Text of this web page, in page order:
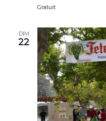
Gratuit
DIM
22